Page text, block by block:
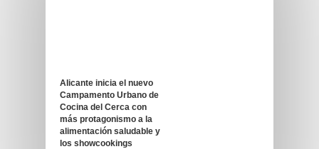
Alicante inicia el nuevo
Campamento Urbano de
Cocina del Cerca con
más protagonismo a la
alimentación saludable y
los showcookings